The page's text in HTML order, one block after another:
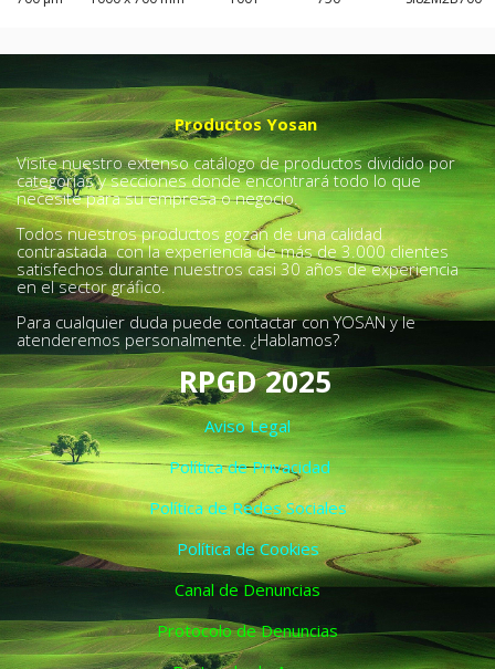
Productos Yosan
Visite nuestro extenso catálogo de productos dividido por
categorías y secciones donde encontrará todo lo que
necesite para su empresa o negocio.
Todos nuestros productos gozan de una calidad
contrastada con la experiencia de más de 3.000 clientes
satisfechos durante nuestros casi 30 años de experiencia
en el sector gráfico.
Para cualquier duda puede contactar con YOSAN y le
atenderemos personalmente. ¿Hablamos?
RPGD 2025
Aviso Legal
Política de Privacidad
Política de Redes Sociales
Política de Cookies
Canal de Denuncias
Protocolo de Denuncias